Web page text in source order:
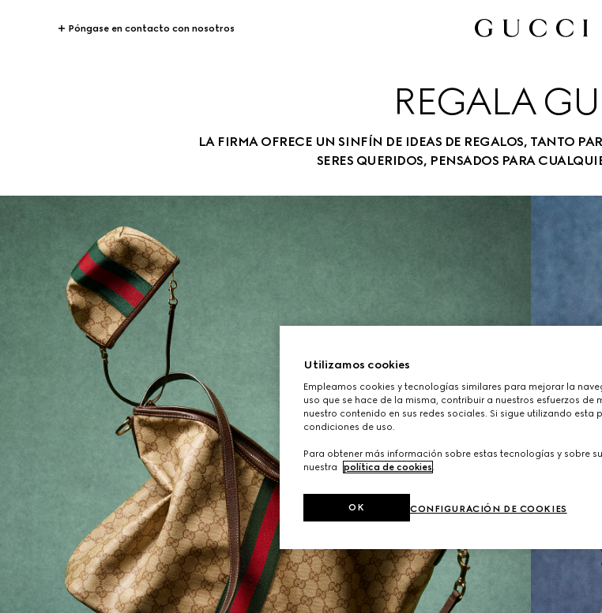
Póngase en contacto con nosotros
REGALA
LA FIRMA OFRECE UN SINFÍN DE IDEAS DE REGALOS, TANTO
SERES QUERIDOS, PENSADOS PARA
Utilizamos cookies
Empleamos cookies y tecnologías similares para mejorar la
uso que se hace de la misma, contribuir a nuestros esfuerzos
nuestro contenido en sus redes sociales. Si sigue utilizando esta
condiciones de uso.
Para obtener más información sobre estas tecnologías y sobre
nuestra
política de cookies.
CONFIGURACIÓN DE COOKIES
OK